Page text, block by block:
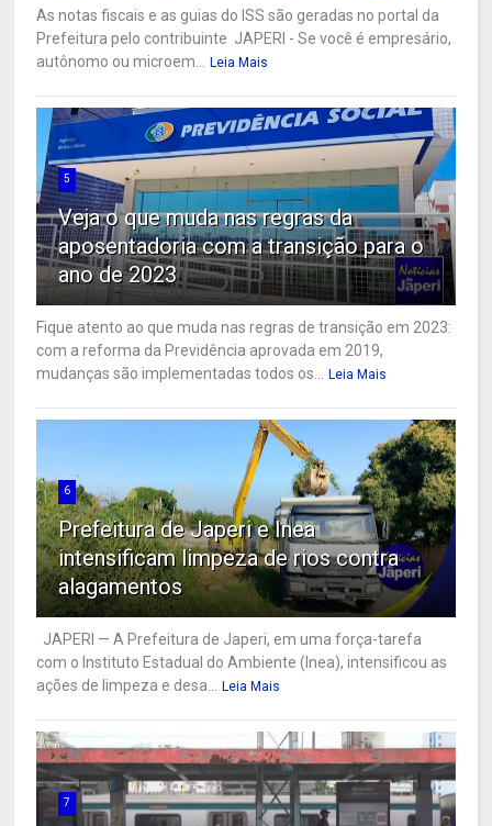
As notas fiscais e as guias do ISS são geradas no portal da
Prefeitura pelo contribuinte JAPERI - Se você é empresário,
autônomo ou microem...
Leia Mais
5
Veja o que muda nas regras da
aposentadoria com a transição para o
ano de 2023
Fique atento ao que muda nas regras de transição em 2023:
com a reforma da Previdência aprovada em 2019,
mudanças são implementadas todos os...
Leia Mais
6
Prefeitura de Japeri e Inea
intensificam limpeza de rios contra
alagamentos
JAPERI — A Prefeitura de Japeri, em uma força-tarefa
com o Instituto Estadual do Ambiente (Inea), intensificou as
ações de limpeza e desa...
Leia Mais
7